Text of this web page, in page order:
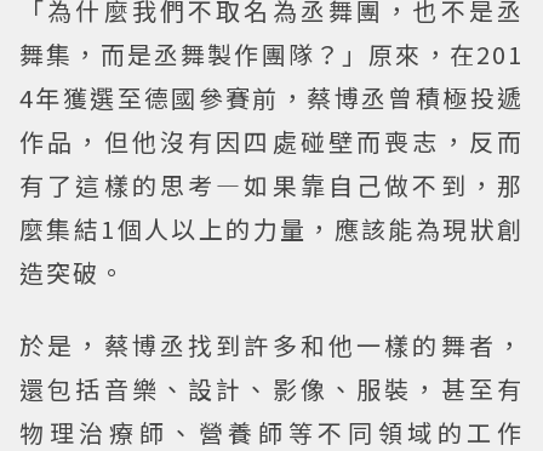
「為什麼我們不取名為丞舞團，也不是丞
舞集，而是丞舞製作團隊？」原來，在201
4年獲選至德國參賽前，蔡博丞曾積極投遞
作品，但他沒有因四處碰壁而喪志，反而
有了這樣的思考—如果靠自己做不到，那
麼集結1個人以上的力量，應該能為現狀創
造突破。
於是，蔡博丞找到許多和他一樣的舞者，
還包括音樂、設計、影像、服裝，甚至有
物理治療師、營養師等不同領域的工作